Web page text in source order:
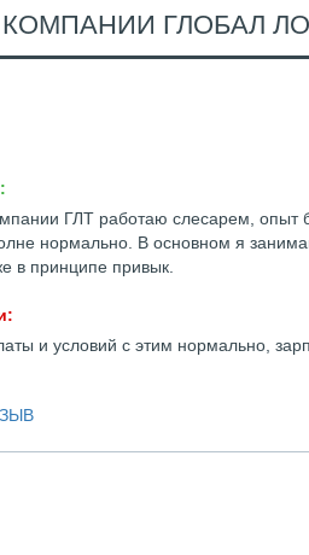
ГЛОБАЛ
ГЛТ работаю слесарем, опыт
нормально. В основном я
в принципе привык.
и условий с этим нормально,